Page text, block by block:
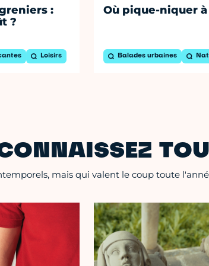
:
?
Loisirs
Où pique-niquer à
Balades urbaines
mais qui valent le coup toute